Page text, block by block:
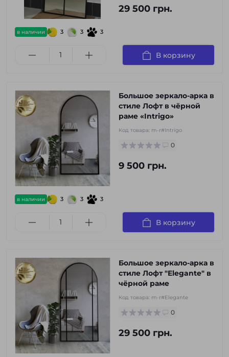
в наличии 3 3 3
29 500 грн.
В корзину
в наличии 3 3 3
Большое зеркало-арка в
стиле Лофт в чёрной
раме «Intrigo»
Код товара: m-r#Intrigo
0
9 500 грн.
В корзину
Большое зеркало-арка в
стиле Лофт "Elegante" в
чёрной раме
Код товара: m-r#Elegante
0
29 500 грн.